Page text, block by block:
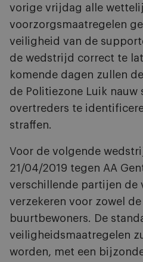
vorige vrijdag alle
voorzorgsmaatregelen
veiligheid van de
de wedstrijd correct te
komende dagen zullen
de Politiezone Luik nauw
overtreders te
straffen.
Voor de volgende
21/04/2019 tegen AA
verschillende partijen de
verzekeren voor zowel
buurtbewoners. De
veiligheidsmaatregelen
worden, met een